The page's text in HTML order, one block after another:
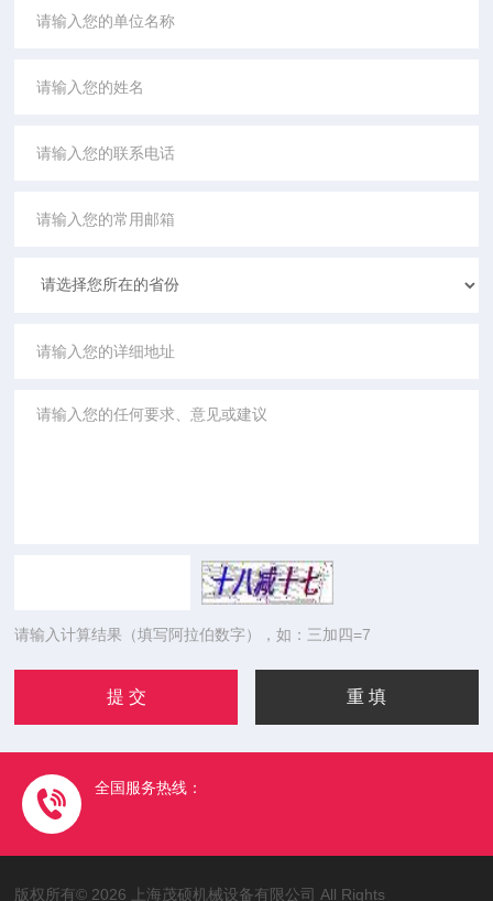
请输入计算结果（填写阿拉伯数字），如：三加四=7
全国服务热线：
版权所有© 2026 上海茂硕机械设备有限公司 All Rights